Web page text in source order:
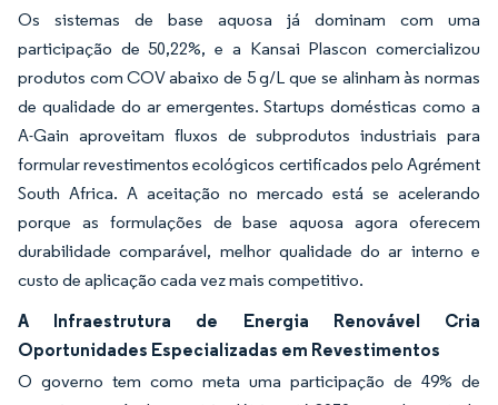
Os sistemas de base aquosa já dominam com uma
participação de 50,22%, e a Kansai Plascon comercializou
produtos com COV abaixo de 5 g/L que se alinham às normas
de qualidade do ar emergentes. Startups domésticas como a
A-Gain aproveitam fluxos de subprodutos industriais para
formular revestimentos ecológicos certificados pelo Agrément
South Africa. A aceitação no mercado está se acelerando
porque as formulações de base aquosa agora oferecem
durabilidade comparável, melhor qualidade do ar interno e
custo de aplicação cada vez mais competitivo.
A Infraestrutura de Energia Renovável Cria
Oportunidades Especializadas em Revestimentos
O governo tem como meta uma participação de 49% de